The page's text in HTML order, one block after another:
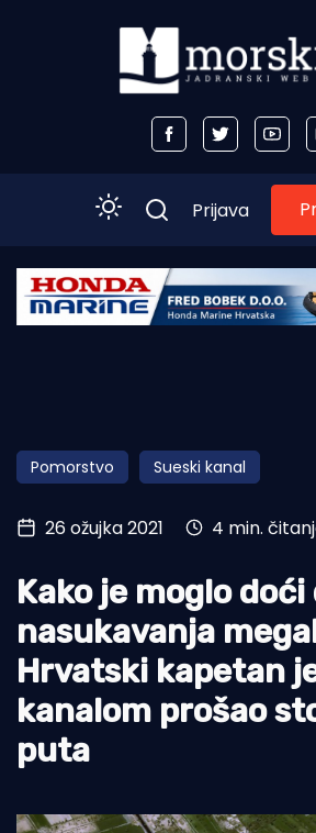
Početna
Obala
Otoci
Turizam i nautika
Pomorstvo
Ribolov
Ekologija
Tradicija i kultura
Prijava
Pomorstvo Sueski kanal
26 ožujka 2021 4 min.
Kako je moglo doći
nasukavanja
Hrvatski kapetan
kanalom prošao
puta